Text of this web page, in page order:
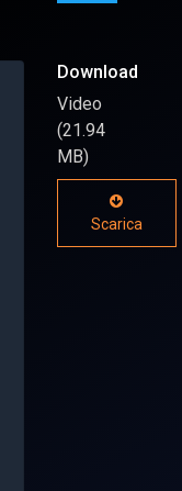
Download
Video
(21.94
MB)
Scarica